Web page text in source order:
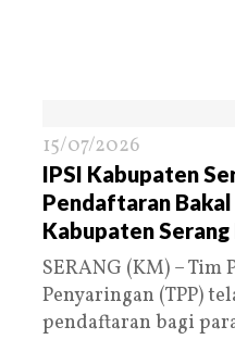
15/07/2026
IPSI Kabupaten
Pendaftaran
Kabupaten
SERANG (KM) – Tim
Penyaringan (TPP)
pendaftaran bagi